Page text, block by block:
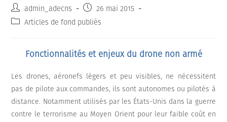
Auteur/autrice
de
admin_adecns
Publication
publiée :
26 mai 2015
PostArticles de fond publiés
Fonctionnalités et enjeux du drone non armé
Les drones, aéronefs légers et peu visibles, ne nécessitent
pas de pilote aux commandes, ils sont autonomes ou pilotés à
distance. Notamment utilisés par les États-Unis dans la guerre
contre le terrorisme au Moyen Orient pour leur faible coût en